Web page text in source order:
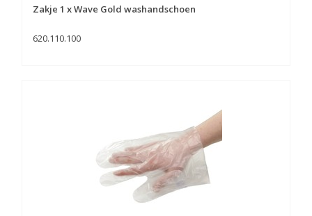
Zakje 1 x Wave Gold washandschoen
620.110.100